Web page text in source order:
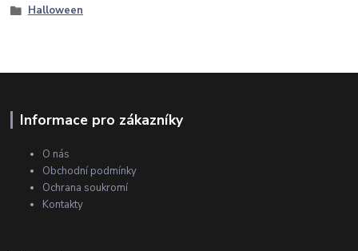
Halloween
Informace pro zákazníky
O nás
Obchodní podmínky
Ochrana soukromí
Kontakty